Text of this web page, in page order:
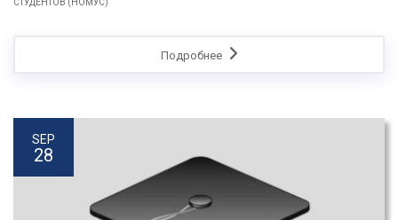
СТУДЕНТОВ (НОМУС)
Подробнее
SEP
28